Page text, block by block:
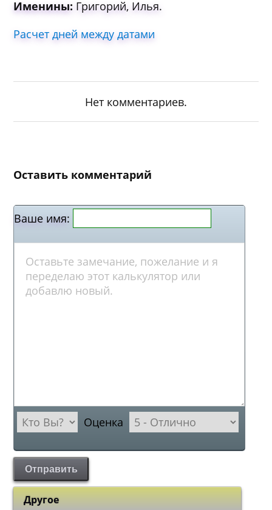
Именины: Григорий, Илья.
Расчет дней между датами
Нет комментариев.
Оставить комментарий
Ваше имя:
Оценка
Отправить
Другое